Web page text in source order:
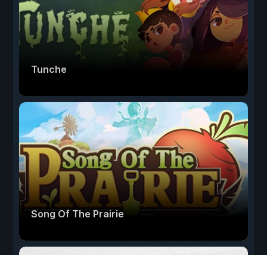
Tunche
Song Of The Prairie